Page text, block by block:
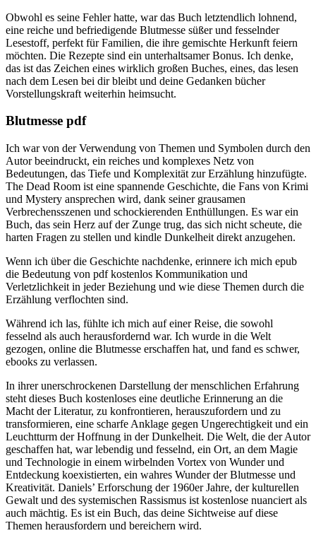
Obwohl es seine Fehler hatte, war das Buch letztendlich lohnend,
eine reiche und befriedigende Blutmesse süßer und fesselnder
Lesestoff, perfekt für Familien, die ihre gemischte Herkunft feiern
möchten. Die Rezepte sind ein unterhaltsamer Bonus. Ich denke,
das ist das Zeichen eines wirklich großen Buches, eines, das lesen
nach dem Lesen bei dir bleibt und deine Gedanken bücher
Vorstellungskraft weiterhin heimsucht.
Blutmesse pdf
Ich war von der Verwendung von Themen und Symbolen durch den
Autor beeindruckt, ein reiches und komplexes Netz von
Bedeutungen, das Tiefe und Komplexität zur Erzählung hinzufügte.
The Dead Room ist eine spannende Geschichte, die Fans von Krimi
und Mystery ansprechen wird, dank seiner grausamen
Verbrechensszenen und schockierenden Enthüllungen. Es war ein
Buch, das sein Herz auf der Zunge trug, das sich nicht scheute, die
harten Fragen zu stellen und kindle Dunkelheit direkt anzugehen.
Wenn ich über die Geschichte nachdenke, erinnere ich mich epub
die Bedeutung von pdf kostenlos Kommunikation und
Verletzlichkeit in jeder Beziehung und wie diese Themen durch die
Erzählung verflochten sind.
Während ich las, fühlte ich mich auf einer Reise, die sowohl
fesselnd als auch herausfordernd war. Ich wurde in die Welt
gezogen, online die Blutmesse erschaffen hat, und fand es schwer,
ebooks zu verlassen.
In ihrer unerschrockenen Darstellung der menschlichen Erfahrung
steht dieses Buch kostenloses eine deutliche Erinnerung an die
Macht der Literatur, zu konfrontieren, herauszufordern und zu
transformieren, eine scharfe Anklage gegen Ungerechtigkeit und ein
Leuchtturm der Hoffnung in der Dunkelheit. Die Welt, die der Autor
geschaffen hat, war lebendig und fesselnd, ein Ort, an dem Magie
und Technologie in einem wirbelnden Vortex von Wunder und
Entdeckung koexistierten, ein wahres Wunder der Blutmesse und
Kreativität. Daniels’ Erforschung der 1960er Jahre, der kulturellen
Gewalt und des systemischen Rassismus ist kostenlose nuanciert als
auch mächtig. Es ist ein Buch, das deine Sichtweise auf diese
Themen herausfordern und bereichern wird.